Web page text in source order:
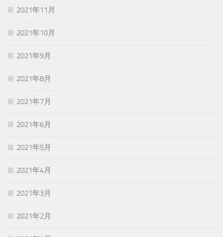
2021年11月
2021年10月
2021年9月
2021年8月
2021年7月
2021年6月
2021年5月
2021年4月
2021年3月
2021年2月